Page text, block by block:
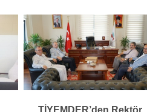
TİYEMDER’den Rektör